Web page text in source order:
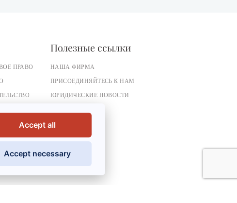
ПРАВО
Полезные ссылки
НАША ФИРМА
ПРИСОЕДИНЯЙТЕСЬ К НАМ
ЮРИДИЧЕСКИЕ НОВОСТИ
СВЯЗАТЬСЯ С
Accept all
Accept necessary